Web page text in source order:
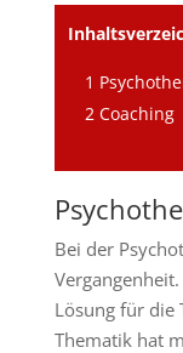
1
2 Coaching
Bei der
Lösung für die
Thematik hat